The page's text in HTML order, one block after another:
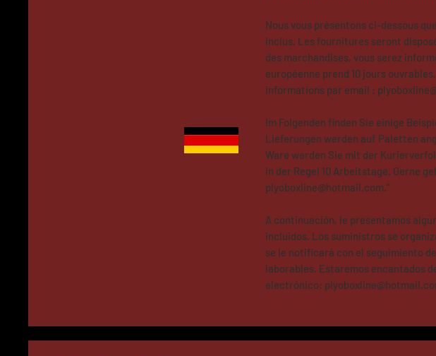
Nous vous présentons ci-dessous
inclus. Les fournitures seront
des marchandises, vous serez
européenne prend 10 jours
informations par email :
Im Folgenden finden Sie einige
Lieferungen werden auf Paletten
Ware werden Sie mit der
in der Regel 10 Arbeitstage. Gerne
plyoboxline@hotmail.com."
A continuación, le presentamos
incluidos. Los suministros se
se le notificará con el seguimiento
laborables. Estaremos encantados
electrónico: